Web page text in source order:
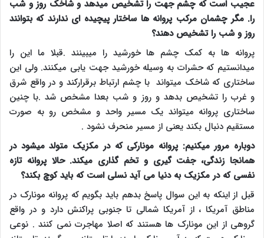
عجیب است که چشم جهت را تشخیص میدهد و شاخک روز و شب
را. مگر چشمان مرکب پروانه ها ساختار پیچیده ای ندارند که بتوانند
روز و شب را تشخیص دهند؟
پروانه ها به کمک چشم ها خورشید را میبینند .قبلا ما این را
میدانستیم که حشرات به وسیله خورشید جهت یابی میکنند. ولی این
ساختاری که شاخک میتواند با چشم ارتباط برقرارکند و در واقع شرق
و غرب را تشخیص بدهد و روز و شب بعدا مشخص شد .با چنین
ساختاری پروانه میتواند یک مسیر واحد و مشخص رو به صورت
مستقیم دنبال بکند یعنی از مسیر منحرف نشود .
دوباره مرور میکنیم: پروانه مونارکی که در مکزیک متولد میشود در
همانجا زندگی، جفت گیری و تخم گذاری میکند. حالا پروانه تازه
نفسی که در مکزیک به دنیا می آید نسلی است که باید کوچ بکند؟
قبل از اینکه به این سوال پاسخ بدهم باید بگویم که پروانه مونارک در
مناطق آمریکا ، از آمریکا شمالی تا جنوبی پراکنش دارد و در واقع
گروهی از این مونارک ها هستند که اصلا مهاجرت نمی کنند . نوعی